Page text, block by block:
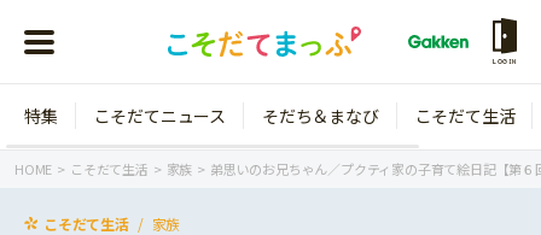
LOGIN
特集 こそだてニュース そだち＆まなび こそだて生活
HOME こそだて生活 家族 弟思いのお兄ちゃん／プクティ家の子育て絵日記【第６
こそだて生活 家族